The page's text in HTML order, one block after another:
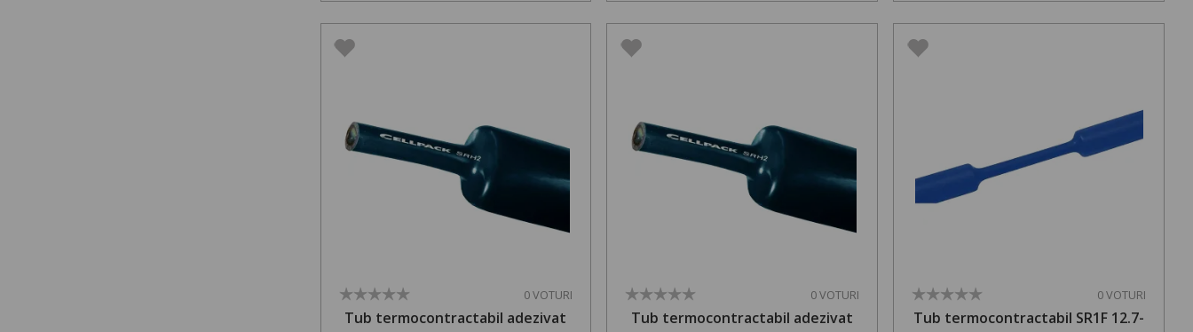
0 VOTURI
Tub termocontractabil adezivat
0 VOTURI
Tub termocontractabil adezivat
0 VOTURI
Tub termocontractabil SR1F 12.7-